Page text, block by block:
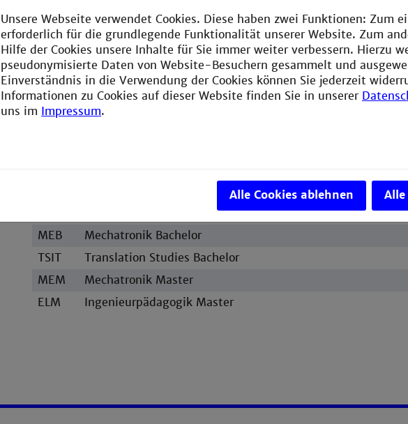
and Renewable Energies (Bachelor)
bis Sommersemster 2020
EM
Automatisierungs- und Energiesysteme Master
MEB
Mechatronik Bachelor
TSIT
Translation Studies Bachelor
MEM
Mechatronik Master
ELM
Ingenieurpädagogik Master
Unsere Webseite verwendet Cookies. Diese haben zwei Funktionen: Zum
erforderlich für die grundlegende Funktionalität unserer Website. Zum
Hilfe der Cookies unsere Inhalte für Sie immer weiter verbessern. Hierzu
pseudonymisierte Daten von Website-Besuchern gesammelt und
Einverständnis in die Verwendung der Cookies können Sie jederzeit
Informationen zu Cookies auf dieser Website finden Sie in unserer
uns im Impressum.
Alle Cookies ablehnen Alle